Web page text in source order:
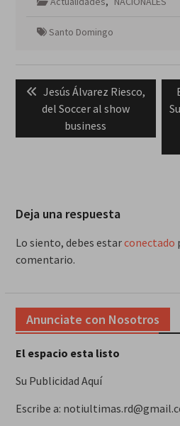
Santo Domingo
Navegación
de
entradas
Previous
post:
Jesús Álvarez Riesco,
del Soccer al show
business
Deja una respuesta
Lo siento, debes estarconectado
comentario.
Anunciate con Nosotros
El espacio esta listo
Su Publicidad Aquí
Escribe a: